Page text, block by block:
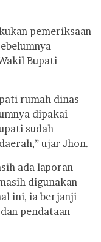
pemeriksaan
Bupati
rumah dinas
dipakai
sudah
ujar Jhon.
ada laporan
digunakan
ini, ia berjanji
pendataan